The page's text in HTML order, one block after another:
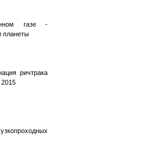
газе -
планеты
ричтрака